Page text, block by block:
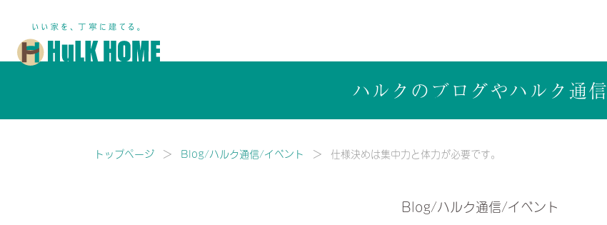
ハルクのブログやハルク通信
トップページ Blog/ハルク通信/イベント 仕様決めは集中力と体力が必要です。
Blog/ハルク通信/イベント